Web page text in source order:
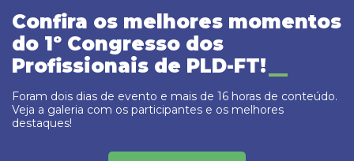
Confira os melhores momentos
do 1º Congresso dos
Profissionais de PLD-FT!
Foram dois dias de evento e mais de 16 horas de conteúdo.
Veja a galeria com os participantes e os melhores
destaques!